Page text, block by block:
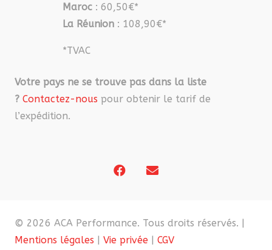
Maroc : 60,50€*
La Réunion : 108,90€*
*TVAC
Votre pays ne se trouve pas dans la liste
? Contactez-nous pour obtenir le tarif de
l’expédition.
© 2026 ACA Performance. Tous droits réservés. |
Mentions légales | Vie privée | CGV